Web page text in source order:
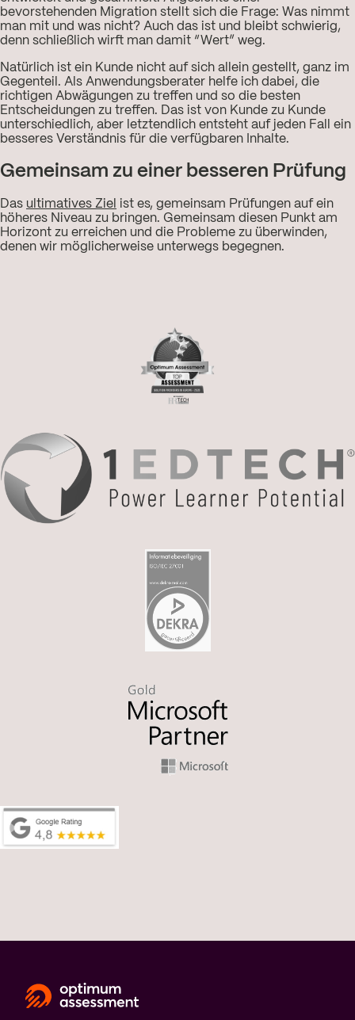
bevorstehenden Migration stellt sich die Frage: Was nimmt
man mit und was nicht? Auch das ist und bleibt schwierig,
denn schließlich wirft man damit “Wert” weg.
Natürlich ist ein Kunde nicht auf sich allein gestellt, ganz im
Gegenteil. Als Anwendungsberater helfe ich dabei, die
richtigen Abwägungen zu treffen und so die besten
Entscheidungen zu treffen. Das ist von Kunde zu Kunde
unterschiedlich, aber letztendlich entsteht auf jeden Fall ein
besseres Verständnis für die verfügbaren Inhalte.
Gemeinsam zu einer besseren Prüfung
Das ultimatives Ziel ist es, gemeinsam Prüfungen auf ein
höheres Niveau zu bringen. Gemeinsam diesen Punkt am
Horizont zu erreichen und die Probleme zu überwinden,
denen wir möglicherweise unterwegs begegnen.